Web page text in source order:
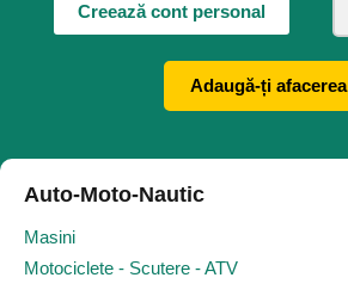
Creează cont personal
Adaugă-ți afacerea
Auto-Moto-Nautic
Masini
Motociclete - Scutere - ATV